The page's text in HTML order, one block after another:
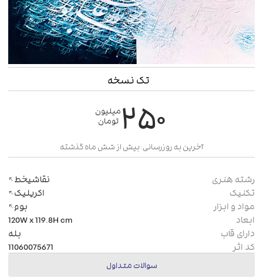
تک نسخه
۲۵۰میلیون
تومان
آخرین به روزرسانی: بیش از شش ماه گذشته
رشته هنری
نقاشیخط
تکنیک
اکریلیک
مواد و ابزار
بوم
ابعاد
120W x 119.8Hcm
دارای قاب
بله
کد اثر
11060075671
سوالات متداول